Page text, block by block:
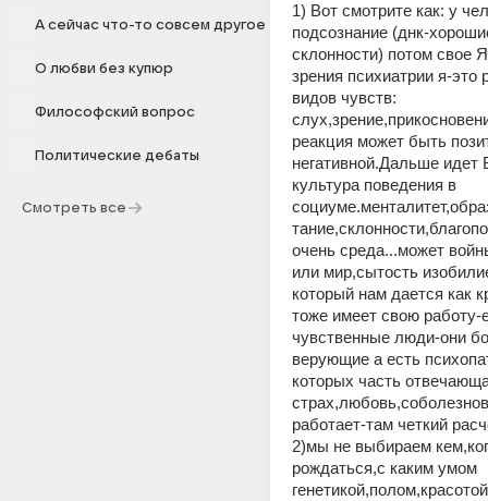
А сейчас что-то совсем другое
О любви без купюр
Философский вопрос
Политические дебаты
Смотреть все
1) Вот смотрите как: у
подсознание (днк-
склонности) потом свое
зрения психиатрии я-это
видов чувств:
реакция может быть
негативной.Дальше
культура поведения в
очень среда...может
или мир,сытость
который нам дается как
тоже имеет свою работу-
чувственные люди-они
верующие а есть
которых часть
работает-там четкий
2)мы не выбираем
рождаться,с каким умом